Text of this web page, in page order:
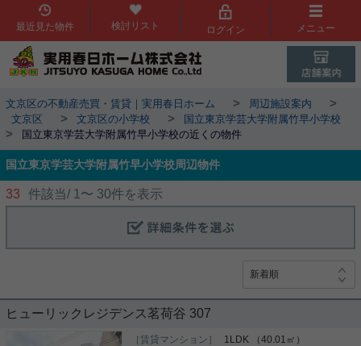
最近見た物件 検討リスト ログイン メニュー
文京区の不動産売買・賃貸｜実用春日ホーム > 周辺施設案内 >
文京区 > 文京区の小学校 > 国立東京学芸大学附属竹早小学校
> 国立東京学芸大学附属竹早小学校の近くの物件
国立東京学芸大学附属竹早小学校周辺物件
33 件該当/ 1 〜 30件を表示
ヒューリックレジデンス茗荷谷 307
［賃貸マンション］ 1LDK （40.01㎡）